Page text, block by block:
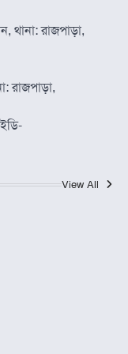
থানা: রাজপাড়া,
রাজপাড়া,
View All